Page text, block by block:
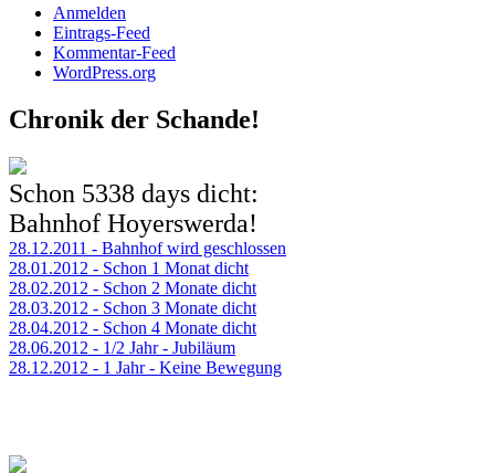
Anmelden
Eintrags-Feed
Kommentar-Feed
WordPress.org
Chronik der Schande!
Schon 5338 days dicht:
Bahnhof Hoyerswerda!
28.12.2011 - Bahnhof wird geschlossen
28.01.2012 - Schon 1 Monat dicht
28.02.2012 - Schon 2 Monate dicht
28.03.2012 - Schon 3 Monate dicht
28.04.2012 - Schon 4 Monate dicht
28.06.2012 - 1/2 Jahr - Jubiläum
28.12.2012 - 1 Jahr - Keine Bewegung